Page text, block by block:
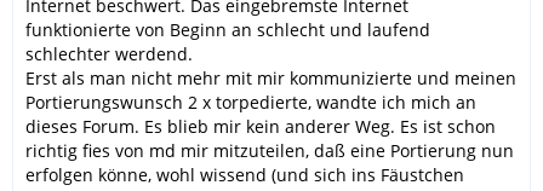
Internet beschwert. Das eingebremste Internet
funktionierte von Beginn an schlecht und laufend
schlechter werdend.
Erst als man nicht mehr mit mir kommunizierte und meinen
Portierungswunsch 2 x torpedierte, wandte ich mich an
dieses Forum. Es blieb mir kein anderer Weg. Es ist schon
richtig fies von md mir mitzuteilen, daß eine Portierung nun
erfolgen könne, wohl wissend (und sich ins Fäustchen